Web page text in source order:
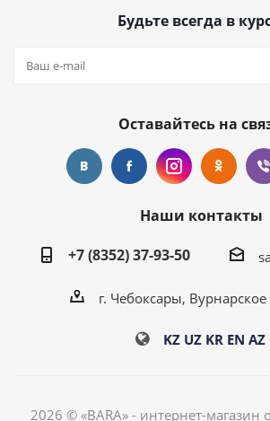
Будьте всегда в
Оставайтесь на
Наши контакты
+7 (8352) 37-93-50
г. Чебоксары,
KZ UZ KR EN AZ
2026 © «BARA» - интернет-магазин